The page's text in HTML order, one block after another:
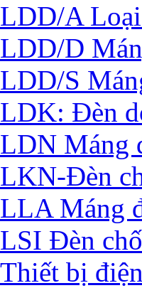
LDD/A
LDD/D
LDD/S
LDK: Đèn
LDN Máng
LKN-Đèn
LLA Máng
LSI Đèn
Thiết bị